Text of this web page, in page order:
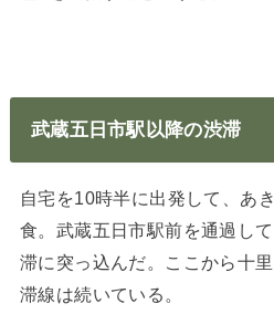
武蔵五日市駅以降の渋滞
自宅を10時半に出発して、あ
食。武蔵五日市駅前を通過し
滞に突っ込んだ。ここから十
滞線は続いている。